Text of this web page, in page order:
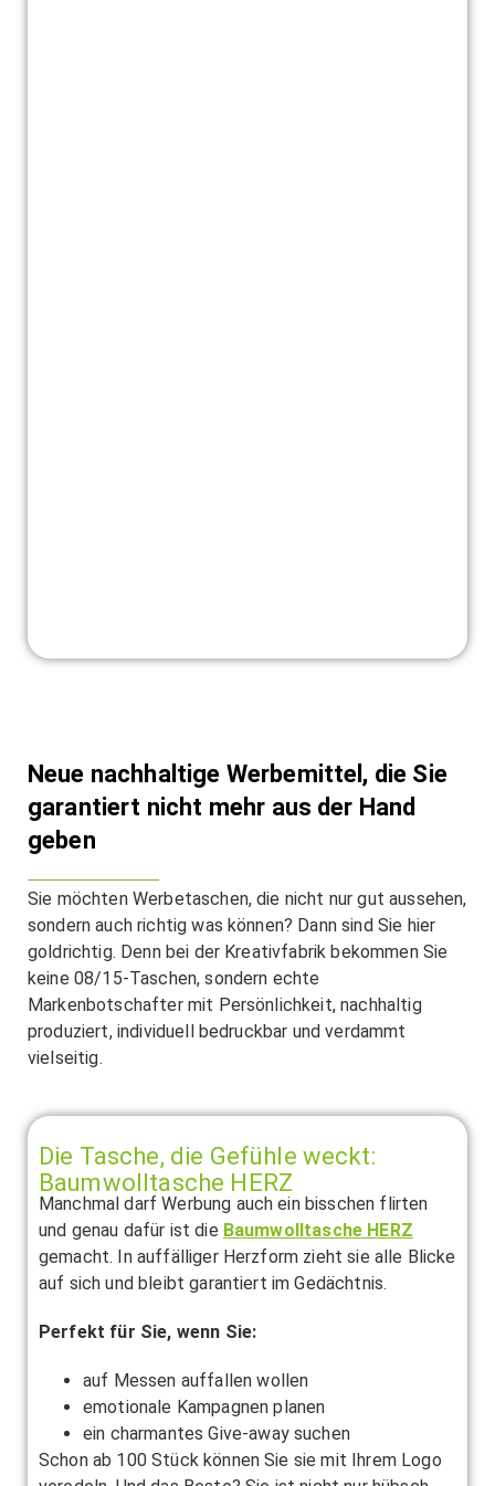
Neue nachhaltige Werbemittel, die Sie
garantiert nicht mehr aus der Hand
geben
Sie möchten Werbetaschen, die nicht nur gut aussehen,
sondern auch richtig was können? Dann sind Sie hier
goldrichtig. Denn bei der Kreativfabrik bekommen Sie
keine 08/15-Taschen, sondern echte
Markenbotschafter mit Persönlichkeit, nachhaltig
produziert, individuell bedruckbar und verdammt
vielseitig.
Die Tasche, die Gefühle weckt:
Baumwolltasche HERZ
Manchmal darf Werbung auch ein bisschen flirten
und genau dafür ist die Baumwolltasche HERZ
gemacht. In auffälliger Herzform zieht sie alle Blicke
auf sich und bleibt garantiert im Gedächtnis.
Perfekt für Sie, wenn Sie:
auf Messen auffallen wollen
emotionale Kampagnen planen
ein charmantes Give-away suchen
Schon ab 100 Stück können Sie sie mit Ihrem Logo